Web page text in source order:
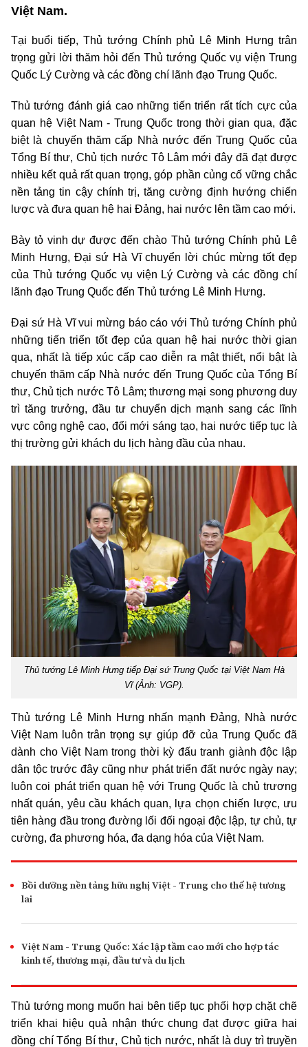
Việt Nam.
Tại buổi tiếp, Thủ tướng Chính phủ Lê Minh Hưng trân
trọng gửi lời thăm hỏi đến Thủ tướng Quốc vụ viện Trung
Quốc Lý Cường và các đồng chí lãnh đạo Trung Quốc.
Thủ tướng đánh giá cao những tiến triển rất tích cực của
quan hệ Việt Nam - Trung Quốc trong thời gian qua, đặc
biệt là chuyến thăm cấp Nhà nước đến Trung Quốc của
Tổng Bí thư, Chủ tịch nước Tô Lâm mới đây đã đạt được
nhiều kết quả rất quan trọng, góp phần củng cố vững chắc
nền tảng tin cậy chính trị, tăng cường định hướng chiến
lược và đưa quan hệ hai Đảng, hai nước lên tầm cao mới.
Bày tỏ vinh dự được đến chào Thủ tướng Chính phủ Lê
Minh Hưng, Đại sứ Hà Vĩ chuyển lời chúc mừng tốt đẹp
của Thủ tướng Quốc vụ viện Lý Cường và các đồng chí
lãnh đạo Trung Quốc đến Thủ tướng Lê Minh Hưng.
Đại sứ Hà Vĩ vui mừng báo cáo với Thủ tướng Chính phủ
những tiến triển tốt đẹp của quan hệ hai nước thời gian
qua, nhất là tiếp xúc cấp cao diễn ra mật thiết, nổi bật là
chuyến thăm cấp Nhà nước đến Trung Quốc của Tổng Bí
thư, Chủ tịch nước Tô Lâm; thương mại song phương duy
trì tăng trưởng, đầu tư chuyển dịch mạnh sang các lĩnh
vực công nghệ cao, đổi mới sáng tạo, hai nước tiếp tục là
thị trường gửi khách du lịch hàng đầu của nhau.
Thủ tướng Lê Minh Hưng tiếp Đại sứ Trung Quốc tại Việt Nam Hà
Vĩ (Ảnh: VGP).
Thủ tướng Lê Minh Hưng nhấn mạnh Đảng, Nhà nước
Việt Nam luôn trân trọng sự giúp đỡ của Trung Quốc đã
dành cho Việt Nam trong thời kỳ đấu tranh giành độc lập
dân tộc trước đây cũng như phát triển đất nước ngày nay;
luôn coi phát triển quan hệ với Trung Quốc là chủ trương
nhất quán, yêu cầu khách quan, lựa chọn chiến lược, ưu
tiên hàng đầu trong đường lối đối ngoại độc lập, tự chủ, tự
cường, đa phương hóa, đa dạng hóa của Việt Nam.
Bồi dưỡng nền tảng hữu nghị Việt - Trung cho thế hệ tương
lai
Việt Nam - Trung Quốc: Xác lập tầm cao mới cho hợp tác
kinh tế, thương mại, đầu tư và du lịch
Thủ tướng mong muốn hai bên tiếp tục phối hợp chặt chẽ
triển khai hiệu quả nhận thức chung đạt được giữa hai
đồng chí Tổng Bí thư, Chủ tịch nước, nhất là duy trì truyền